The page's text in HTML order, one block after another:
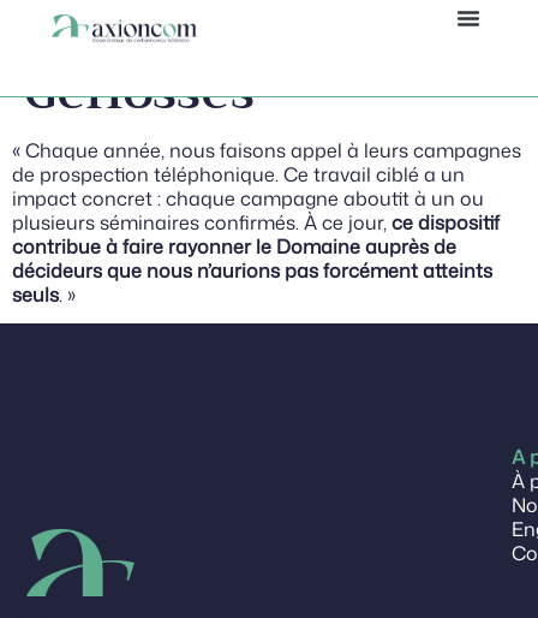
Panneau de gestion des cookies
Domaine de
Geffosses
« Chaque année, nous faisons appel à leurs campagnes
de prospection téléphonique. Ce travail ciblé a un
impact concret : chaque campagne aboutit à un ou
plusieurs séminaires confirmés. À ce jour,ce dispositif
contribue à faire rayonner le Domaine auprès de
décideurs que nous n’aurions pas forcément atteints
seuls. »
A
À